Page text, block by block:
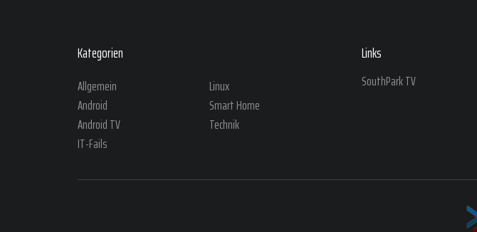
Kategorien
Allgemein
Android
Android TV
IT-Fails
Linux
Smart Home
Technik
Links
SouthPark TV